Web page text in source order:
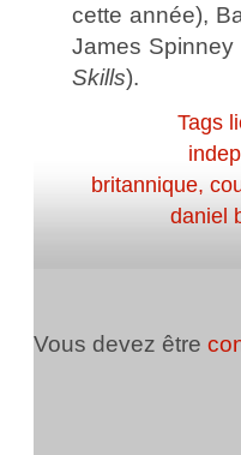
cette année),
James Spinney
Skills).
Tags
britannique,
daniel
Vous devez être